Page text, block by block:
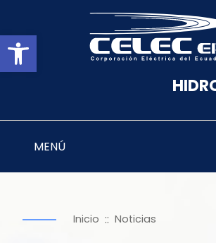
Abrir barra de
MENÚ
Inicio :: Noticias